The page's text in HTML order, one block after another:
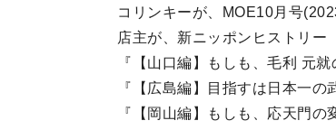
コリンキーが、MOE10月号
店主が、新ニッポンヒストリー
『【山口編】もしも、毛利 元
『【広島編】目指すは日本一の
『【岡山編】もしも、応天門の